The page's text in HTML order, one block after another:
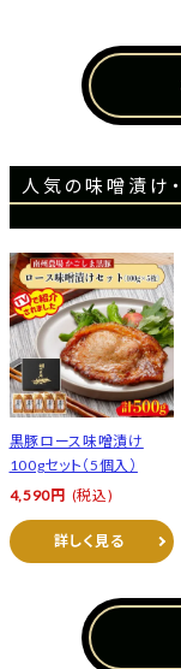
人気の味噌漬け
黒豚ロース味噌漬け
100gセット（5個入）
4,590円 (税込)
詳しく見る